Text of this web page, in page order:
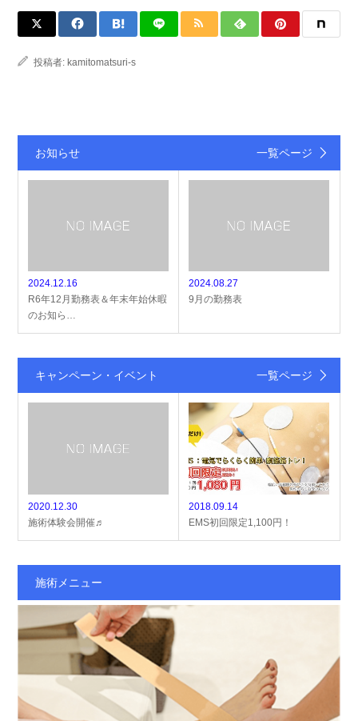
投稿者: kamitomatsuri-s
お知らせ 一覧ページ
2024.12.16
R6年12月勤務表＆年末年始休暇
のお知ら…
2024.08.27
9月の勤務表
キャンペーン・イベント 一覧ページ
2020.12.30
施術体験会開催♬
2018.09.14
EMS初回限定1,100円！
施術メニュー